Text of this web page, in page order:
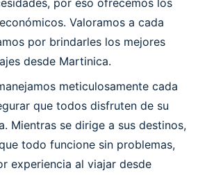
Valoramos a cada
por brindarles los mejores
desde Martinica.
meticulosamente cada
que todos disfruten de su
Mientras se dirige a sus destinos,
todo funcione sin problemas,
experiencia al viajar desde